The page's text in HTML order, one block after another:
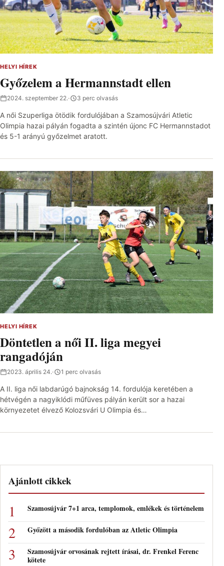
HELYI HÍREK
Győzelem a Hermannstadt ellen
2024. szeptember 22.· 3 perc olvasás
A női Szuperliga ötödik fordulójában a Szamosújvári Atletic
Olimpia hazai pályán fogadta a szintén újonc FC Hermannstadot
és 5-1 arányú győzelmet aratott.
HELYI HÍREK
Döntetlen a női II. liga megyei
rangadóján
2023. április 24.· 1 perc olvasás
A II. liga női labdarúgó bajnokság 14. fordulója keretében a
hétvégén a nagyiklódi műfüves pályán került sor a hazai
környezetet élvező Kolozsvári U Olimpia és…
Ajánlott cikkek
Szamosújvár 7+1 arca, templomok, emlékek és történelem
Győzött a második fordulóban az Atletic Olimpia
Szamosújvár orvosának rejtett írásai, dr. Frenkel Ferenc
kötete